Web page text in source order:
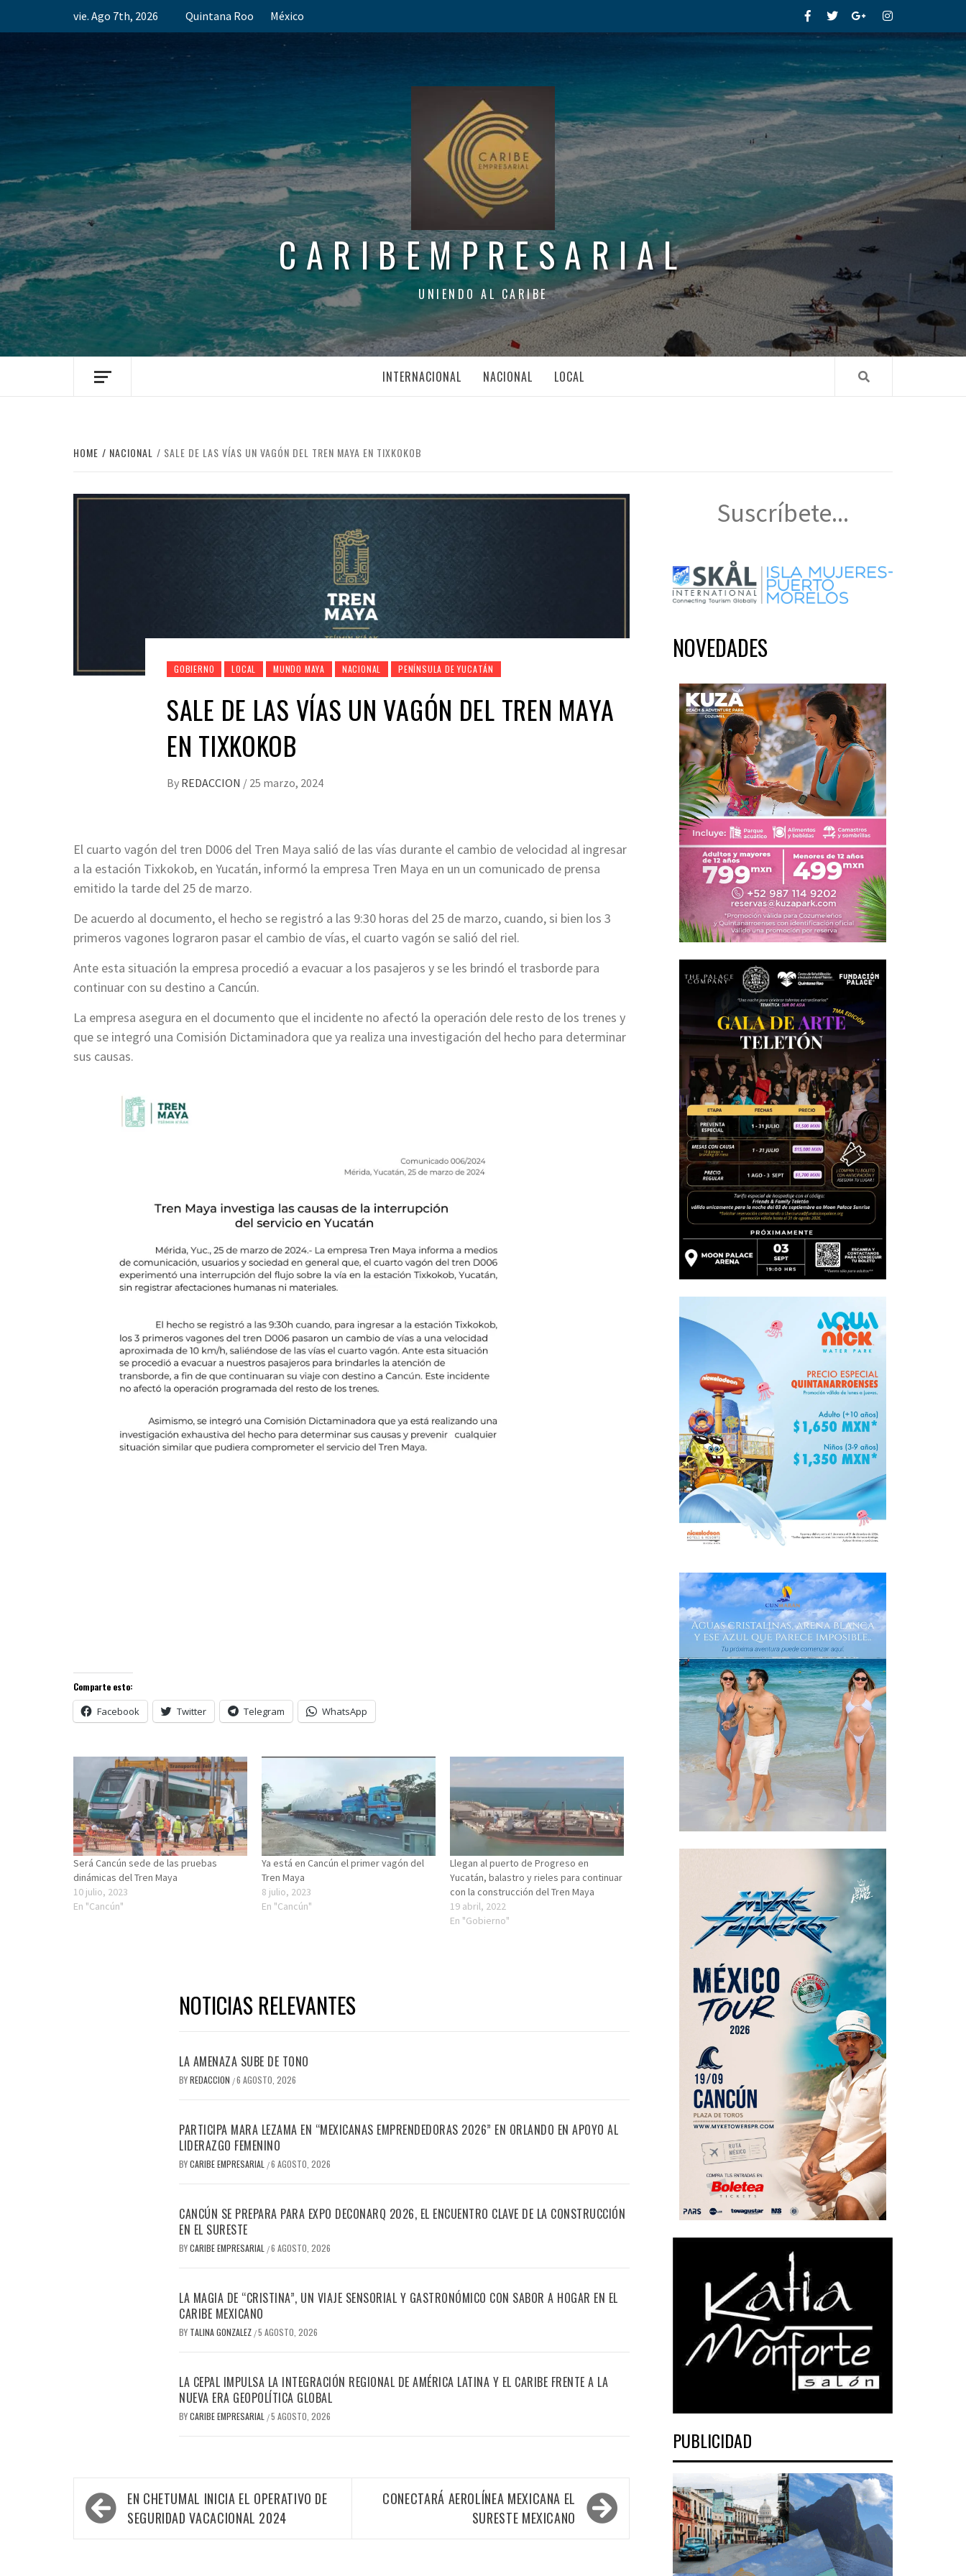
vie. Ago 7th, 2026 Quintana Roo México FacebookTwitterGoogle+Instagram
CARIBEMPRESARIAL
UNIENDO AL CARIBE
INTERNACIONAL NACIONAL LOCAL
HOME NACIONAL SALE DE LAS VÍAS UN VAGÓN DEL TREN MAYA EN TIXKOKOB
GOBIERNO LOCAL MUNDO MAYA NACIONAL PENÍNSULA DE YUCATÁN
SALE DE LAS VÍAS UN VAGÓN DEL TREN MAYA
EN TIXKOKOB
By REDACCION / 25 marzo, 2024
El cuarto vagón del tren D006 del Tren Maya salió de las vías durante el cambio de velocidad al ingresar
a la estación Tixkokob, en Yucatán, informó la empresa Tren Maya en un un comunicado de prensa
emitido la tarde del 25 de marzo.
De acuerdo al documento, el hecho se registró a las 9:30 horas del 25 de marzo, cuando, si bien los 3
primeros vagones lograron pasar el cambio de vías, el cuarto vagón se salió del riel.
Ante esta situación la empresa procedió a evacuar a los pasajeros y se les brindó el trasborde para
continuar con su destino a Cancún.
La empresa asegura en el documento que el incidente no afectó la operación dele resto de los trenes y
que se integró una Comisión Dictaminadora que ya realiza una investigación del hecho para determinar
sus causas.
Comparte esto:
Facebook Twitter Telegram WhatsApp
Será Cancún sede de las pruebas
dinámicas del Tren Maya
10 julio, 2023
En "Cancún"
Ya está en Cancún el primer vagón del
Tren Maya
8 julio, 2023
En "Cancún"
Llegan al puerto de Progreso en
Yucatán, balastro y rieles para continuar
con la construcción del Tren Maya
19 abril, 2022
En "Gobierno"
NOTICIAS RELEVANTES
LA AMENAZA SUBE DE TONO
BYREDACCION /6 AGOSTO, 2026
PARTICIPA MARA LEZAMA EN “MEXICANAS EMPRENDEDORAS 2026” EN ORLANDO EN APOYO AL
LIDERAZGO FEMENINO
BYCARIBE EMPRESARIAL /6 AGOSTO, 2026
CANCÚN SE PREPARA PARA EXPO DECONARQ 2026, EL ENCUENTRO CLAVE DE LA CONSTRUCCIÓN
EN EL SURESTE
BYCARIBE EMPRESARIAL /6 AGOSTO, 2026
LA MAGIA DE “CRISTINA”, UN VIAJE SENSORIAL Y GASTRONÓMICO CON SABOR A HOGAR EN EL
CARIBE MEXICANO
BY TALINA GONZALEZ /5 AGOSTO, 2026
LA CEPAL IMPULSA LA INTEGRACIÓN REGIONAL DE AMÉRICA LATINA Y EL CARIBE FRENTE A LA
NUEVA ERA GEOPOLÍTICA GLOBAL
BYCARIBE EMPRESARIAL /5 AGOSTO, 2026
Navegación
de
EN CHETUMAL INICIA EL OPERATIVO DE
SEGURIDAD VACACIONAL 2024
CONECTARÁ AEROLÍNEA MEXICANA EL
SURESTE MEXICANO
Suscríbete...
NOVEDADES
PUBLICIDAD